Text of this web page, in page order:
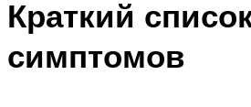
Краткий
симптомов